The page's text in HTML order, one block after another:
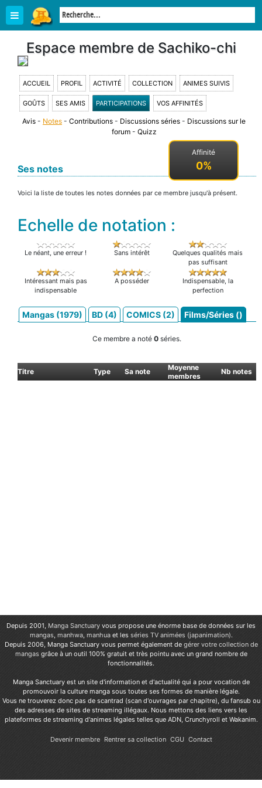
Espace membre de Sachiko-chi
ACCUEIL PROFIL ACTIVITÉ COLLECTION ANIMES SUIVIS
GOÛTS SES AMIS PARTICIPATIONS VOS AFFINITÉS
Affinité
0%
Avis - Notes - Contributions - Discussions séries - Discussions sur le
forum- Quizz
Ses notes
Voici la liste de toutes les notes données par ce membre jusqu'à présent.
Echelle de notation :
Le néant, une erreur ! Sans intérêt
Quelques qualités mais
pas suffisant
Intéressant mais pas
indispensable
A posséder
Indispensable, la
perfection
Mangas (1979) BD (4) COMICS (2) Films/Séries ()
Ce membre a noté 0 séries.
Titre Type Sa note
Moyenne
membres
Nb notes
Depuis 2001, Manga Sanctuary vous propose une énorme base de données sur les
mangas, manhwa, manhuaet les séries TV animées (japanimation).
Depuis 2006, Manga Sanctuary vous permet également de gérer votre collection de
mangas grâce à un outil 100% gratuit et très pointu avec un grand nombre de
fonctionnalités.
Manga Sanctuary est un site d'information et d'actualité qui a pour vocation de
promouvoir la culture manga sous toutes ses formes de manière légale.
Vous ne trouverez donc pas de scantrad (scan d'ouvrages par chapitre), du fansub ou
des adresses de sites de streaming illégaux. Nous mettons des liens vers les
plateformes de streaming d'animes légales telles que ADN, Crunchyroll et Wakanim.
Devenir membre Rentrer sa collection CGU Contact